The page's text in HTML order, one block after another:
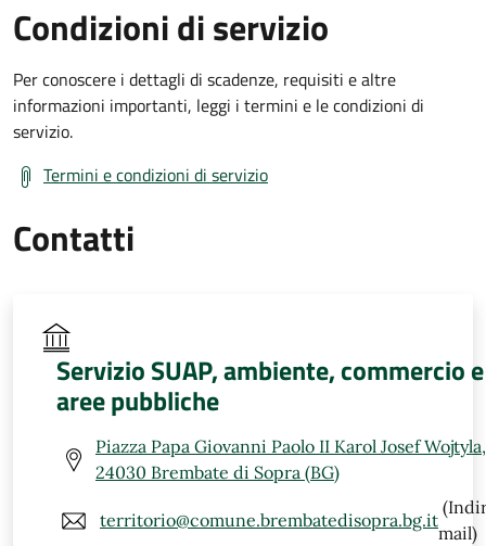
Condizioni di servizio
Per conoscere i dettagli di scadenze, requisiti e altre
informazioni importanti, leggi i termini e le condizioni di
servizio.
Termini e condizioni di servizio
Contatti
Servizio SUAP, ambiente, commercio e
aree pubbliche
Piazza Papa Giovanni Paolo II Karol Josef
24030 Brembate di Sopra (BG)
territorio@comune.brembatedisopra.bg.it
mail)